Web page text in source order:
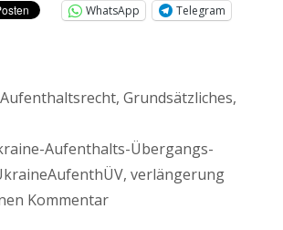
WhatsApp
Telegram
Aufenthaltsrecht, Grundsätzliches,
Aufenthalts-Übergangs-
, verlängerung
Kommentar